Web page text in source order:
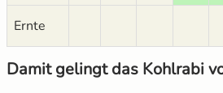
Ernte
Damit gelingt das Kohlrabi